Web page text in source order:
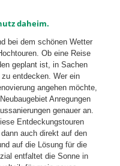
daheim.
bei dem schönen Wetter
Ob eine Reise
geplant ist, in Sachen
entdecken. Wer ein
angehen möchte,
Anregungen
genauer an.
Entdeckungstouren
auch direkt auf den
auf die Lösung für die
entfaltet die Sonne in